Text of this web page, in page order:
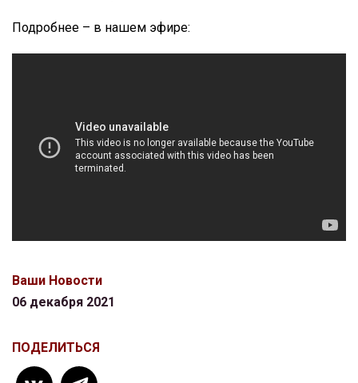
Подробнее – в нашем эфире:
Ваши Новости
06 декабря 2021
ПОДЕЛИТЬСЯ